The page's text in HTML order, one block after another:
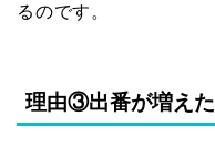
るのです。
理由③出番が増えた